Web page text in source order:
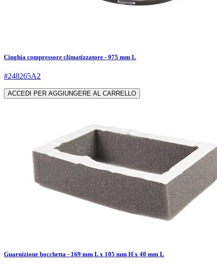
Cinghia compressore climatizzatore - 975 mm L
#248265A2
ACCEDI PER AGGIUNGERE AL CARRELLO
Guarnizione bocchetta - 169 mm L x 105 mm H x 40 mm L